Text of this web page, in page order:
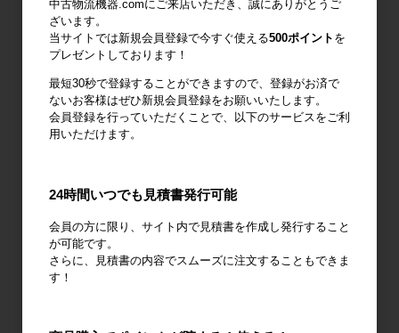
トスロープ
台車・手押し
台車
リフター・ハ
コンテナ・オ
作業台
機
中古物流機器.comにご来店いただき、誠にありがとうご
ざいます。
当サイトでは新規会員登録で今すぐ使える500ポイント を
プレゼントしております！
最短30秒で登録することができますので、登録がお済で
ないお客様はぜひ新規会員登録をお願いいたします。
会員登録を行っていただくことで、以下のサービスをご利
用いただけます。
24時間いつでも見積書発行可能
会員の方に限り、サイト内で見積書を作成し発行すること
が可能です。
さらに、見積書の内容でスムーズに注文することもできま
す！